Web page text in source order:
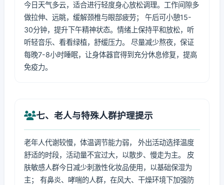
今日天气多云，适合进行轻度身心放松调理。工作间隙多
做拉伸、远眺，缓解颈椎与眼部疲劳； 午后可小憩15-
30分钟，提升下午精神状态。情绪上保持平和放松，听
听轻音乐、看看绿植，舒缓压力。 尽量减少熬夜，保证
每晚7-8小时睡眠，让身体器官得到充分休息修复，提高
免疫力。
七、老人与特殊人群护理提示
老年人代谢较慢，体温调节能力弱， 外出活动选择温度
舒适的时段，活动量不宜过大，以散步、慢走为主。 皮
肤敏感人群今日减少刺激性化妆品使用，以基础保湿为
主； 有鼻炎、哮喘的人群，在风大、干燥环境下加强防